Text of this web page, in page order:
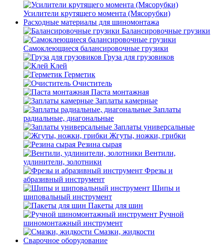
Усилители крутящего момента (Мясорубки)
Расходные материалы для шиномонтажа
Балансировочные грузики
Самоклеющиеся балансировочные грузики
Груза для грузовиков
Клей
Герметик
Очиститель
Паста монтажная
Заплаты камерные
Заплаты
радиальные, диагональные
Заплаты универсальные
Жгуты, ножки, грибки
Резина сырая
Вентили,
удлинители, золотники
Фрезы и
абразивный инструмент
Шипы и
шиповальный инструмент
Пакеты для шин
Ручной
шиномонтажный инструмент
Смазки, жидкости
Сварочное оборудование